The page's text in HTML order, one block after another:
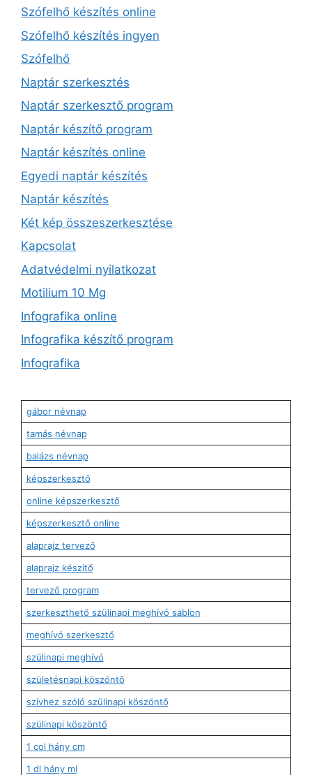
Szófelhő készítés online
Szófelhő készítés ingyen
Szófelhő
Naptár szerkesztés
Naptár szerkesztő program
Naptár készítő program
Naptár készítés online
Egyedi naptár készítés
Naptár készítés
Két kép összeszerkesztése
Kapcsolat
Adatvédelmi nyilatkozat
Motilium 10 Mg
Infografika online
Infografika készítő program
Infografika
gábor névnap
tamás névnap
balázs névnap
képszerkesztő
online képszerkesztő
képszerkesztő online
alaprajz tervező
alaprajz készítő
tervező program
szerkeszthető szülinapi meghívó sablon
meghívó szerkesztő
szülinapi meghívó
születésnapi köszöntő
szívhez szóló szülinapi köszöntő
szülinapi köszöntő
1 col hány cm
1 dl hány ml